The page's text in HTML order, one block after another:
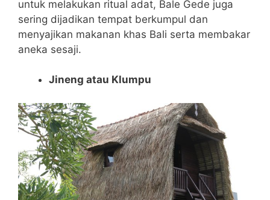
untuk melakukan ritual adat, Bale Gede juga
sering dijadikan tempat berkumpul dan
menyajikan makanan khas Bali serta membakar
aneka sesaji.
Jineng atau Klumpu